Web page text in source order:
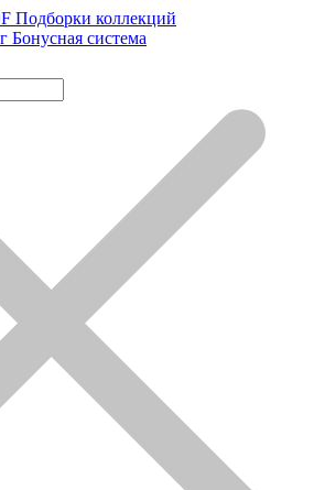
Подборки коллекций
Бонусная система